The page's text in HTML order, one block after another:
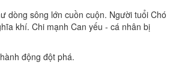
dòng sông lớn cuồn cuộn. Người tuổi Chó
khí. Chi mạnh Can yếu - cá nhân bị
động đột phá.